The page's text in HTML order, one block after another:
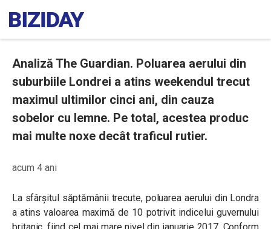
Analiză The Guardian. Poluarea aerului din
suburbiile Londrei a atins weekendul trecut
maximul ultimilor cinci ani, din cauza
sobelor cu lemne. Pe total, acestea produc
mai multe noxe decât traficul rutier.
acum 4 ani
La sfârșitul săptămânii trecute, poluarea aerului din Londra
a atins valoarea maximă de 10 potrivit indicelui guvernului